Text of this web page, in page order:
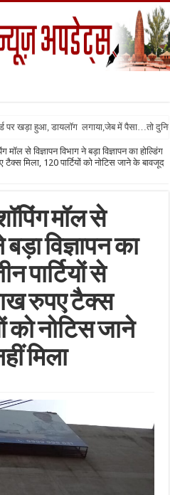
पर खड़ा हुआ, डायलॉग लगाया,जेब में पैसा…तो
से विज्ञापन विभाग ने बड़ा विज्ञापन का होल्डिंग
टैक्स मिला, 120 पार्टियों को नोटिस जाने के बावजूद
मॉल से
बड़ा विज्ञापन का
पार्टियों से
रुपए टैक्स
को नोटिस जाने
मिला